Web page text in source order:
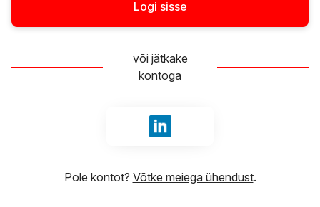
Logi sisse
või jätkake
kontoga
Logige sisse LinkedIn abil
Pole kontot? Võtke meiega ühendust.